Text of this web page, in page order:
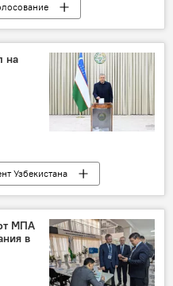
на
Узбекистана
МПА
в